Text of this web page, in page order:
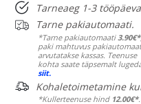
Tarneaeg 1-3
Tarne pakiautomaati.
*Tarne pakiautomaati 3.90€*,
paki mahtuvus
arvutatakse kassas. Teenuse
kohta saate täpsemalt
siit.
Kohaletoimetamine
*Kullerteenuse hind 12.00€*.